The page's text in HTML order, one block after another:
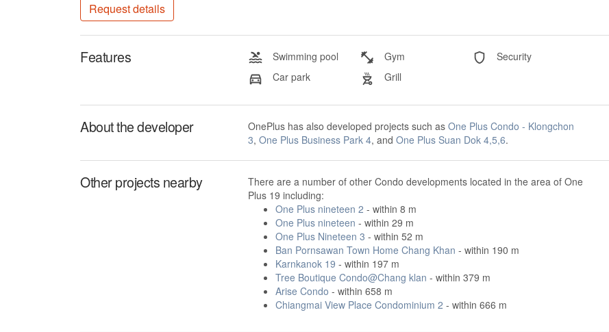
Request details
Features Swimming pool Gym
Security
Car park
Grill
About the developer OnePlus has also developed projects such as One Plus Condo - Klongchon
3, One Plus Business Park 4, and One Plus Suan Dok 4,5,6.
Other projects nearby
There are a number of other Condo developments located in the area of One
Plus 19 including:
One Plus nineteen 2 - within 8 m
One Plus nineteen - within 29 m
One Plus Nineteen 3 - within 52 m
Ban Pornsawan Town Home Chang Khan - within 190 m
Karnkanok 19 - within 197 m
Tree Boutique Condo@Chang klan - within 379 m
Arise Condo - within 658 m
Chiangmai View Place Condominium 2 - within 666 m